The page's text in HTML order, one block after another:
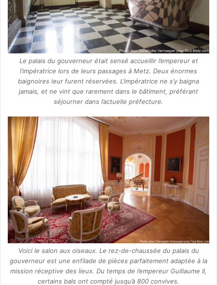
Le palais du gouverneur était sensé accueillir l’empereur et
l’impératrice lors de leurs passages à Metz. Deux énormes
baignoires leur furent réservées. L’impératrice ne s’y baigna
jamais, et ne vint que rarement dans le bâtiment, préférant
séjourner dans l’actuelle préfecture.
Voici le salon aux oiseaux. Le rez-de-chaussée du palais du
gouverneur est une enfilade de pièces parfaitement adaptée à la
mission réceptive des lieux. Du temps de l’empereur Guillaume II,
certains bals ont compté jusqu’à 800 convives.